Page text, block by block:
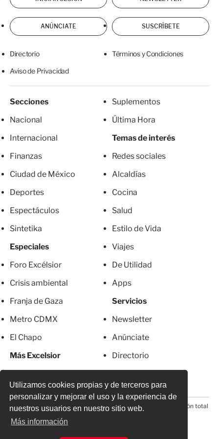
Utilizamos cookies propias y de terceros para
personalizar y mejorar el uso y la experiencia de
nuestros usuarios en nuestro sitio web.
Más información
ANÚNCIATE SUSCRÍBETE
Directorio Términos y Condiciones
Aviso de Privacidad
Secciones
Nacional
Internacional
Finanzas
Ciudad de México
Deportes
Espectáculos
Sintetika
Especiales
Foro Excélsior
Crisis ambiental
Franja de Gaza
Metro CDMX
El Chapo
Más Excelsior
Suplementos
Última Hora
Temas de interés
Redes sociales
Alcaldías
Cocina
Salud
Estilo de Vida
Viajes
De Utilidad
Apps
Servicios
Newsletter
Anúnciate
Directorio
© 2026 Todos los derechos reservados. Prohibida la reproducción total
o parcial, incluyendo cualquier medio electrónico*